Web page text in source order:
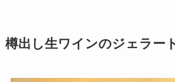
樽出し生ワインのジェラー